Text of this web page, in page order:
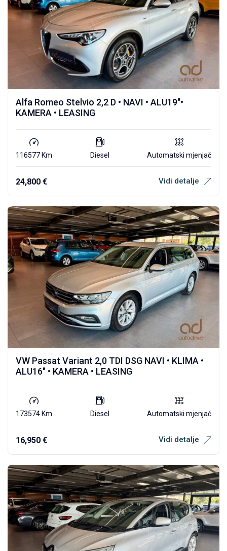
Alfa Romeo Stelvio 2,2 D • NAVI • ALU19″•
KAMERA • LEASING
116577 Km Diesel Automatski mjenjač
24,800 € Vidi detalje
VW Passat Variant 2,0 TDI DSG NAVI • KLIMA •
ALU16″ • KAMERA • LEASING
173574 Km Diesel Automatski mjenjač
16,950 € Vidi detalje